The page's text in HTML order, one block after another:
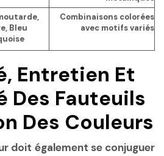
Bleu
Combinaisons colorées
avec motifs variés
Entretien Et
Des Fauteuils
Des Couleurs
doit également se conjuguer